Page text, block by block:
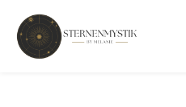
Inhalt
springen